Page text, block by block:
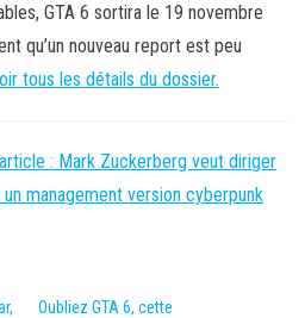
GTA 6 sortira le 19 novembre
qu’un nouveau report est peu
tous les détails du dossier.
: Mark Zuckerberg veut diriger
management version cyberpunk
Oubliez GTA 6, cette